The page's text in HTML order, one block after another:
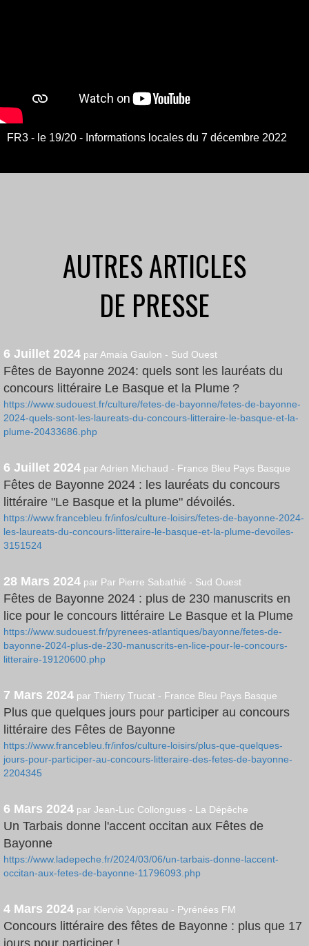
FR3 - le 19/20 - Informations locales du 7 décembre 2022
AUTRES ARTICLES
DE PRESSE
6 Juillet 2024 par Amaia Gaulon - Sud Ouest
Fêtes de Bayonne 2024: quels sont les lauréats du
concours littéraire Le Basque et la Plume ?
https://www.sudouest.fr/culture/fetes-de-bayonne/fetes-de-bayonne-
2024-quels-sont-les-laureats-du-concours-litteraire-le-basque-et-la-
plume-20433686.php
6 Juillet 2024 par Adrien Michaud - France Bleu Pays Basque
Fêtes de Bayonne 2024 : les lauréats du concours
littéraire "Le Basque et la plume" dévoilés.
https://www.francebleu.fr/infos/culture-loisirs/fetes-de-bayonne-2024-
les-laureats-du-concours-litteraire-le-basque-et-la-plume-devoiles-
3151524
28 Mars 2024 par Par Pierre Sabathié - Sud Ouest
Fêtes de Bayonne 2024 : plus de 230 manuscrits en
lice pour le concours littéraire Le Basque et la Plume
https://www.sudouest.fr/pyrenees-atlantiques/bayonne/fetes-de-
bayonne-2024-plus-de-230-manuscrits-en-lice-pour-le-concours-
litteraire-19120600.php
7 Mars 2024 par Thierry Trucat - France Bleu Pays Basque
Plus que quelques jours pour participer au concours
littéraire des Fêtes de Bayonne
https://www.francebleu.fr/infos/culture-loisirs/plus-que-quelques-
jours-pour-participer-au-concours-litteraire-des-fetes-de-bayonne-
2204345
6 Mars 2024 par Jean-Luc Collongues - La Dépêche
Un Tarbais donne l'accent occitan aux Fêtes de
Bayonne
https://www.ladepeche.fr/2024/03/06/un-tarbais-donne-laccent-
occitan-aux-fetes-de-bayonne-11796093.php
4 Mars 2024 par Klervie Vappreau - Pyrénées FM
Concours littéraire des fêtes de Bayonne : plus que 17